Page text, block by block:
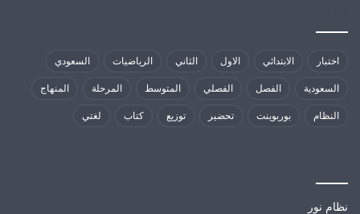
اختبار الابتدائي الاول الثاني الرياضيات السعودي
السعودية الفصل الفصلي المتوسط المرحلة المنهاج
النظام بوربوينت تحضير توزيع كتاب لغتي
نظام نور